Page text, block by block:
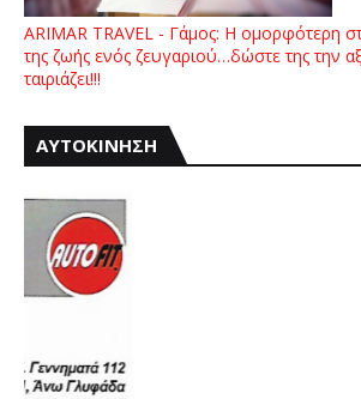
ARIMAR TRAVEL - Γάμος: Η ομορφότερη
της ζωής ενός ζευγαριού…δώστε της την
ταιριάζει!!!
ΑΥΤΟΚΙΝΗΣΗ